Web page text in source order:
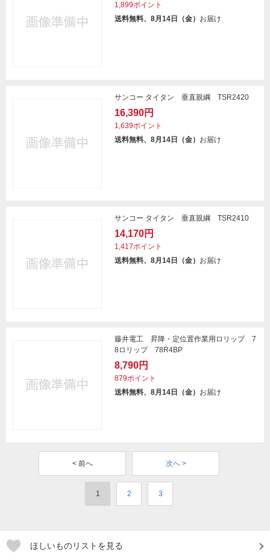
1,899ポイント
送料無料、8月14日（金） お届け
サンコー タイタン 垂直親綱 TSR2420
16,390円
1,639ポイント
送料無料、8月14日（金） お届け
サンコー タイタン 垂直親綱 TSR2410
14,170円
1,417ポイント
送料無料、8月14日（金） お届け
藤井電工 昇降・定位置作業用ロリップ 7
8ロリップ 78R4BP
8,790円
879ポイント
送料無料、8月14日（金） お届け
< 前へ 次へ >
1 2 3
ほしいものリストを見る